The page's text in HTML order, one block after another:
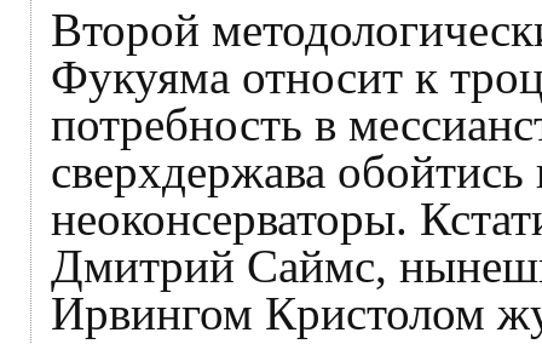
Второй
Фукуяма относит к
потребность в
сверхдержава
неоконсерваторы.
Дмитрий Саймс,
Ирвингом Кристолом